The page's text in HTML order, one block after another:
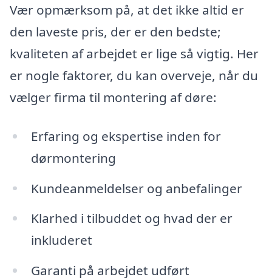
Vær opmærksom på, at det ikke altid er
den laveste pris, der er den bedste;
kvaliteten af arbejdet er lige så vigtig. Her
er nogle faktorer, du kan overveje, når du
vælger firma til montering af døre:
Erfaring og ekspertise inden for
dørmontering
Kundeanmeldelser og anbefalinger
Klarhed i tilbuddet og hvad der er
inkluderet
Garanti på arbejdet udført